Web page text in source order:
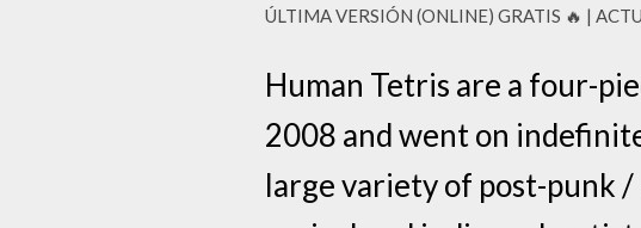
ÚLTIMA VERSIÓN (ONLINE) GRATIS 🔥 |
Human Tetris are a four-
2008 and went on
large variety of post-punk